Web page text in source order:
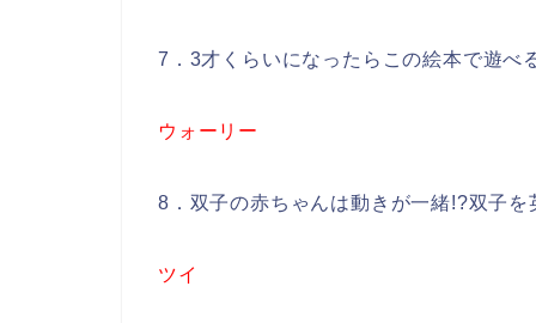
7．3才くらいになったらこの絵本で遊
ウォーリー
8．双子の赤ちゃんは動きが一緒!?双子
ツイ